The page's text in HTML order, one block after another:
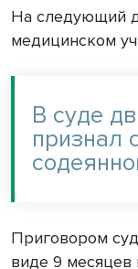
На следующий
медицинском
В суде
признал
Приговором
виде 9 месяцев